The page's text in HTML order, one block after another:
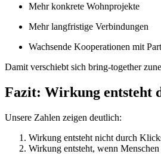
Mehr konkrete Wohnprojekte
Mehr langfristige Verbindungen
Wachsende Kooperationen mit
Damit verschiebt sich bring-together
Fazit: Wirkung entsteht
Unsere Zahlen zeigen deutlich:
Wirkung entsteht nicht durch
Wirkung entsteht, wenn Menschen